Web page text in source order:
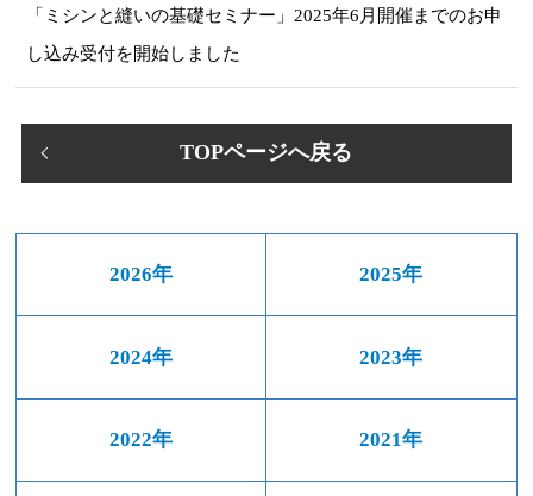
2026年 2025年
2024年 2023年
2022年 2021年
「ミシンと縫いの基礎セミナー」2025年6月開催までのお申
し込み受付を開始しました
TOPページへ戻る